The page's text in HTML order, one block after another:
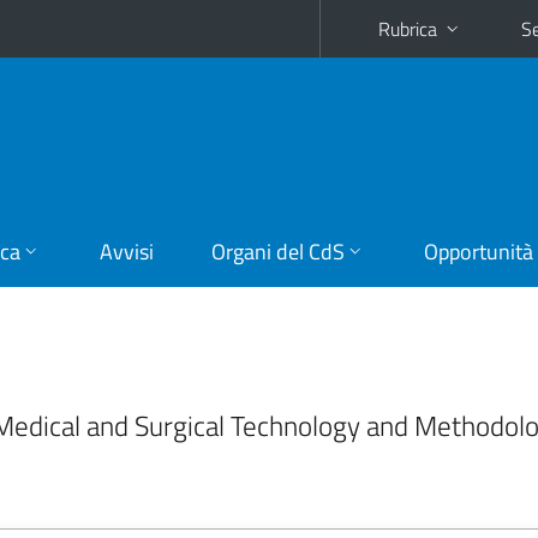
Rubrica
Avvisi Organi del CdS Opportunità
and Surgical Technology and